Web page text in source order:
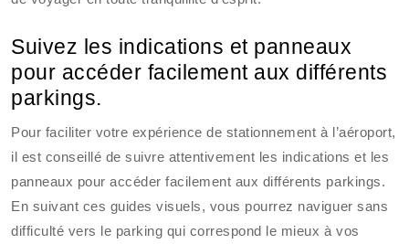
Suivez les indications et panneaux
pour accéder facilement aux différents
parkings.
Pour faciliter votre expérience de stationnement à l’aéroport,
il est conseillé de suivre attentivement les indications et les
panneaux pour accéder facilement aux différents parkings.
En suivant ces guides visuels, vous pourrez naviguer sans
difficulté vers le parking qui correspond le mieux à vos